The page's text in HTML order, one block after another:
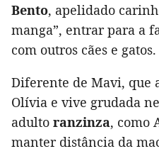
Bento, apelidado
manga”, entrar para a
com outros cães e gatos.
Diferente de Mavi, que
Olívia e vive grudada
adulto ranzinza, como
manter distância da